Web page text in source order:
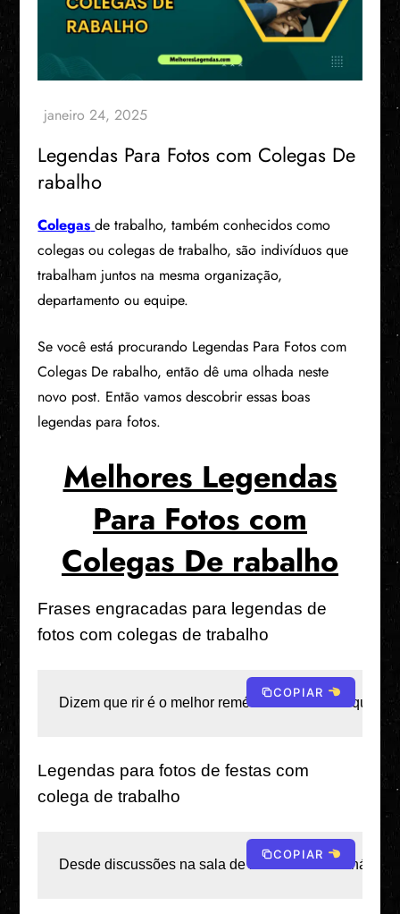
Legendas Para Fotos com Colegas De
rabalho
Colegas de trabalho, também conhecidos como
colegas ou colegas de trabalho, são indivíduos que
trabalham juntos na mesma organização,
departamento ou equipe.
Se você está procurando Legendas Para Fotos com
Colegas De rabalho, então dê uma olhada neste
novo post. Então vamos descobrir essas boas
legendas para fotos.
Melhores Legendas
Para Fotos com
Colegas De rabalho
Frases engracadas para legendas de
fotos com colegas de trabalho
Dizem que rir é o melhor remédio - ainda bem que
COPIAR
Legendas para fotos de festas com
colega de trabalho
Desde discussões na sala de reuniões até a análise
COPIAR